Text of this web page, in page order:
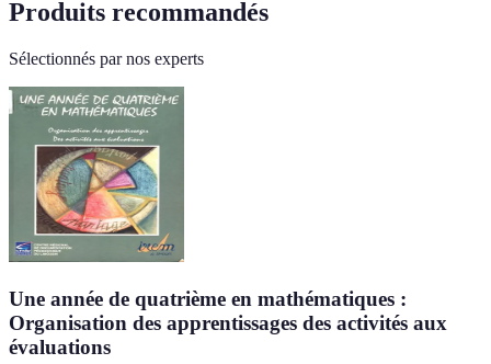
Produits recommandés
Sélectionnés par nos experts
Une année de quatrième en mathématiques :
Organisation des apprentissages des activités aux
évaluations